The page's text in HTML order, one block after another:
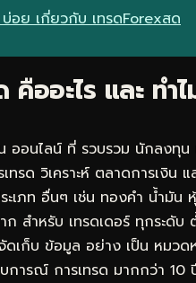
อย เกี่ยวกับ เทรดForexสด
ออะไร และ ทำ
ออนไลน์ ที่ รวบรวม นักลงทุน
ทรด วิเคราะห์ ตลาดการเงิ
ะเภท อื่นๆ เช่น ทองคำ น้ำมั
สำหรับ เทรดเดอร์ ทุกระดับ
ดเก็บ ข้อมูล อย่าง เป็น หมว
การณ์ การเทรด มากกว่า 10